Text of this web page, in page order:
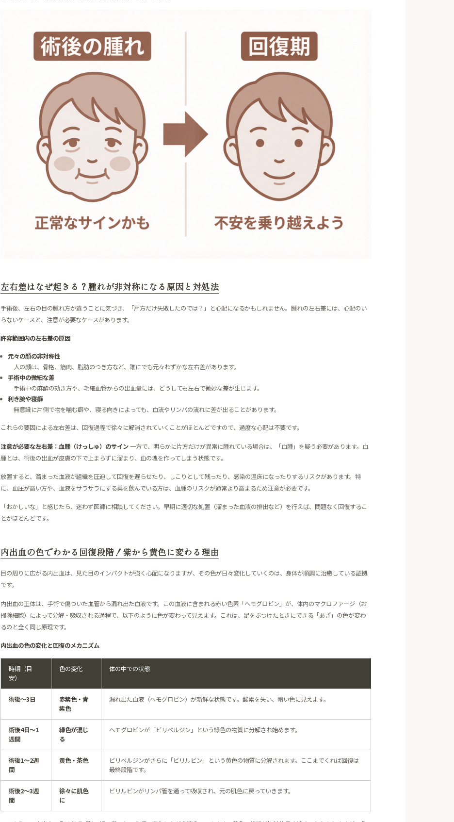
左右差はなぜ起きる？腫れが非対称になる原因と対処法
手術後、左右の目の腫れ方が違うことに気づき、「片方だけ失敗したのでは？」と心配になるかもしれません。腫れの左右差には、心配のい
らないケースと、注意が必要なケースがあります。
許容範囲内の左右差の原因
元々の顔の非対称性
人の顔は、骨格、筋肉、脂肪のつき方など、誰にでも元々わずかな左右差があります。
手術中の微細な差
手術中の麻酔の効き方や、毛細血管からの出血量には、どうしても左右で微妙な差が生じます。
利き腕や寝癖
無意識に片側で物を噛む癖や、寝る向きによっても、血流やリンパの流れに差が出ることがあります。
これらの要因による左右差は、回復過程で徐々に解消されていくことがほとんどですので、過度な心配は不要です。
注意が必要な左右差：血腫（けっしゅ）のサイン一方で、明らかに片方だけが異常に腫れている場合は、「血腫」を疑う必要があります。血
腫とは、術後の出血が皮膚の下で止まらずに溜まり、血の塊を作ってしまう状態です。
放置すると、溜まった血液が組織を圧迫して回復を遅らせたり、しこりとして残ったり、感染の温床になったりするリスクがあります。特
に、血圧が高い方や、血液をサラサラにする薬を飲んでいる方は、血腫のリスクが通常より高まるため注意が必要です。
「おかしいな」と感じたら、迷わず医師に相談してください。早期に適切な処置（溜まった血液の排出など）を行えば、問題なく回復するこ
とがほとんどです。
内出血の色でわかる回復段階！紫から黄色に変わる理由
目の周りに広がる内出血は、見た目のインパクトが強く心配になりますが、その色が日々変化していくのは、身体が順調に治癒している証拠
です。
内出血の正体は、手術で傷ついた血管から漏れ出た血液です。この血液に含まれる赤い色素「ヘモグロビン」が、体内のマクロファージ（お
掃除細胞）によって分解・吸収される過程で、以下のように色が変わって見えます。これは、足をぶつけたときにできる「あざ」の色が変わ
るのと全く同じ原理です。
内出血の色の変化と回復のメカニズム
時期（目
安）
色の変化 体の中での状態
術後〜3日
赤紫色・青
紫色
漏れ出た血液（ヘモグロビン）が新鮮な状態です。酸素を失い、暗い色に見えます。
術後4日〜1
週間
緑色が混じ
る
ヘモグロビンが「ビリベルジン」という緑色の物質に分解され始めます。
術後1〜2週
間
黄色・茶色
ビリベルジンがさらに「ビリルビン」という黄色の物質に分解されます。ここまでくれば回復は
最終段階です。
術後2〜3週
間
徐々に肌色
に
ビリルビンがリンパ管を通って吸収され、元の肌色に戻っていきます。